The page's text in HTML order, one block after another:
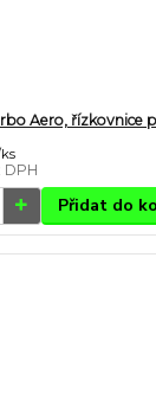
Aero, řízkovnice
ks
DPH
Přidat do